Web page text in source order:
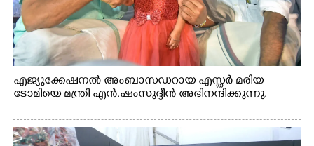
എജ്യുക്കേഷനൽ അംബാസഡറായ എസ്തർ മരിയ
ടോമിയെ മന്ത്രി എൻ.ഷംസുദ്ദീൻ അഭിനന്ദിക്കുന്നു.